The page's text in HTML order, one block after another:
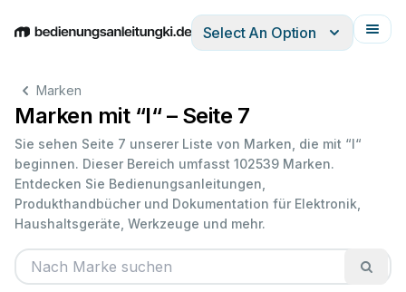
EnglishDeutschEspañolItalianoFrançais
Select An Option
Marken
Marken mit “I“ – Seite 7
Sie sehen Seite 7 unserer Liste von Marken, die mit “I“
beginnen. Dieser Bereich umfasst 102539 Marken.
Entdecken Sie Bedienungsanleitungen,
Produkthandbücher und Dokumentation für Elektronik,
Haushaltsgeräte, Werkzeuge und mehr.